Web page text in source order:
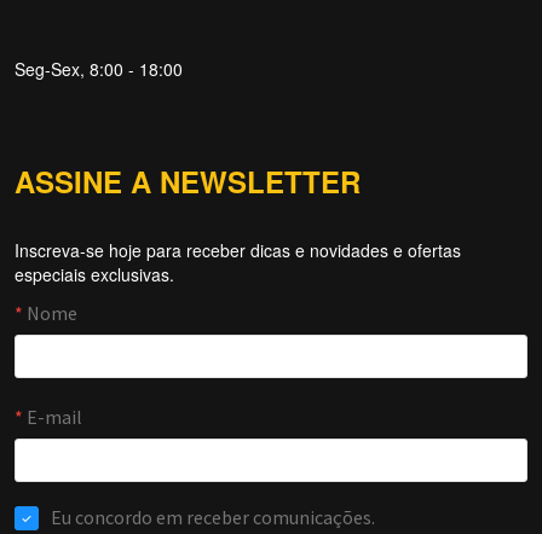
Seg-Sex, 8:00 - 18:00
ASSINE A NEWSLETTER
Inscreva-se hoje para receber dicas e novidades e ofertas
especiais exclusivas.
Forti Firewall
EMAIL